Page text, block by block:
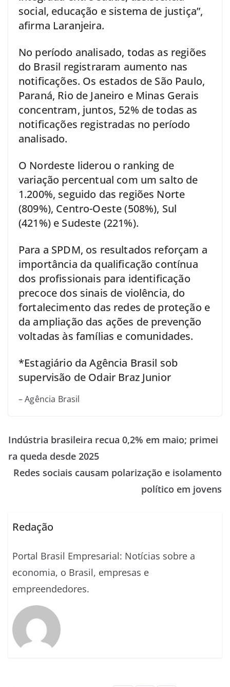
social, educação e sistema de justiça”,
afirma Laranjeira.
No período analisado, todas as regiões
do Brasil registraram aumento nas
notificações. Os estados de São Paulo,
Paraná, Rio de Janeiro e Minas Gerais
concentram, juntos, 52% de todas as
notificações registradas no período
analisado.
O Nordeste liderou o ranking de
variação percentual com um salto de
1.200%, seguido das regiões Norte
(809%), Centro-Oeste (508%), Sul
(421%) e Sudeste (221%).
Para a SPDM, os resultados reforçam a
importância da qualificação contínua
dos profissionais para identificação
precoce dos sinais de violência, do
fortalecimento das redes de proteção e
da ampliação das ações de prevenção
voltadas às famílias e comunidades.
*Estagiário da Agência Brasil sob
supervisão de Odair Braz Junior
– Agência Brasil
Indústria brasileira recua 0,2% em maio; primei
ra queda desde 2025
Redes sociais causam polarização e isolamento
político em jovens
Redação
Portal Brasil Empresarial: Notícias sobre a
economia, o Brasil, empresas e
empreendedores.